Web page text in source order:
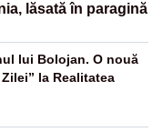
lăsată în paragină
lui Bolojan. O nouă
la Realitatea